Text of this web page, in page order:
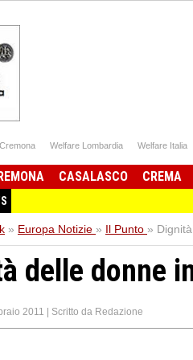
Welfare Lombardia Welfare Italia
CASALASCO CREMA
» Europa Notizie » Il Punto »
delle donne
2011 | Scritto da Redazione